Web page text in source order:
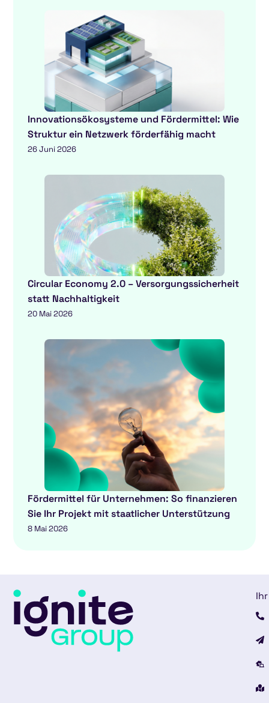
Innovationsökosysteme und Fördermittel: Wie
Struktur ein Netzwerk förderfähig macht
26 Juni 2026
Circular Economy 2.0 – Versorgungssicherheit
statt Nachhaltigkeit
20 Mai 2026
Fördermittel für Unternehmen: So finanzieren
Sie Ihr Projekt mit staatlicher Unterstützung
8 Mai 2026